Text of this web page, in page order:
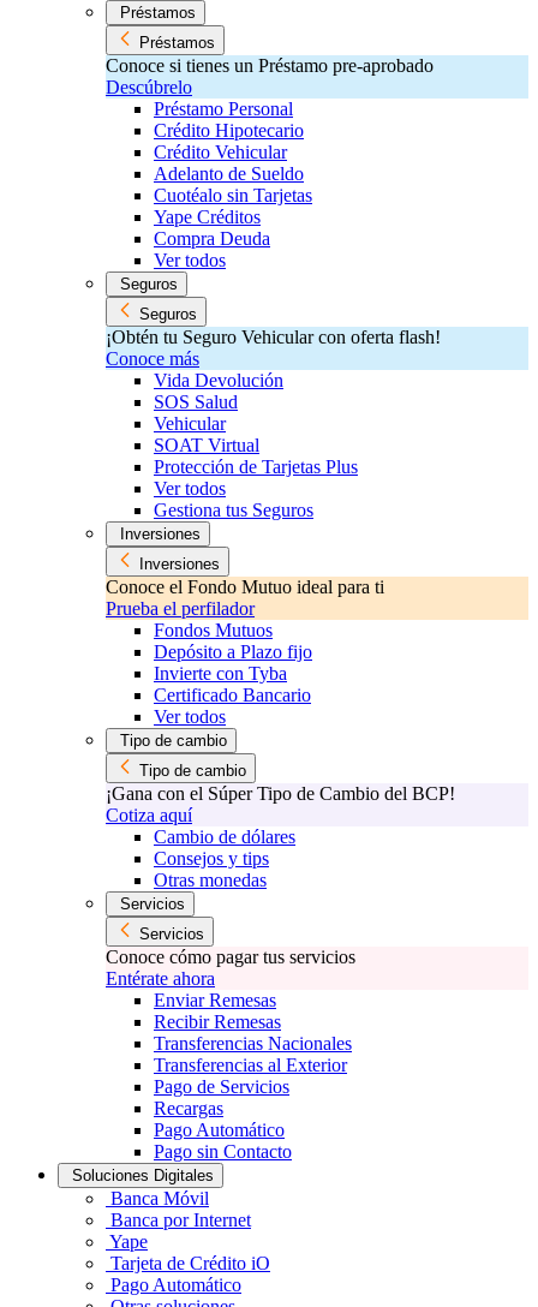
Préstamos
Préstamos
Conoce si tienes un Préstamo pre-aprobado
Descúbrelo
Préstamo Personal
Crédito Hipotecario
Crédito Vehicular
Adelanto de Sueldo
Cuotéalo sin Tarjetas
Yape Créditos
Compra Deuda
Ver todos
Seguros
Seguros
¡Obtén tu Seguro Vehicular con oferta flash!
Conoce más
Vida Devolución
SOS Salud
Vehicular
SOAT Virtual
Protección de Tarjetas Plus
Ver todos
Gestiona tus Seguros
Inversiones
Inversiones
Conoce el Fondo Mutuo ideal para ti
Prueba el perfilador
Fondos Mutuos
Depósito a Plazo fijo
Invierte con Tyba
Certificado Bancario
Ver todos
Tipo de cambio
Tipo de cambio
¡Gana con el Súper Tipo de Cambio del BCP!
Cotiza aquí
Cambio de dólares
Consejos y tips
Otras monedas
Servicios
Servicios
Conoce cómo pagar tus servicios
Entérate ahora
Enviar Remesas
Recibir Remesas
Transferencias Nacionales
Transferencias al Exterior
Pago de Servicios
Recargas
Pago Automático
Pago sin Contacto
Soluciones Digitales
Banca Móvil
Banca por Internet
Yape
Tarjeta de Crédito iO
Pago Automático